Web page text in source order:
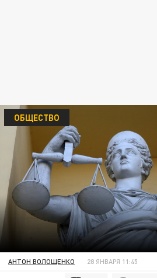
ОБЩЕСТВО
АНТОН ВОЛОЩЕНКО 28 ЯНВАРЯ 11:45